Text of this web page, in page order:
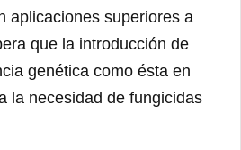
aplicaciones superiores a
que la introducción de
genética como ésta en
la necesidad de fungicidas